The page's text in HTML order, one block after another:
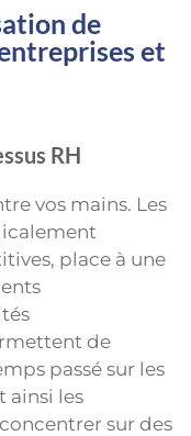
de
et
RH
vos mains. Les
place à une
de
passé sur les
ainsi les
sur des